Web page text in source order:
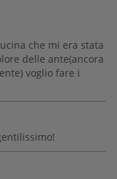
che mi era stata
delle ante(ancora
voglio fare i